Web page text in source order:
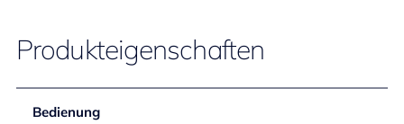
Produkteigenschaften
Bedienung